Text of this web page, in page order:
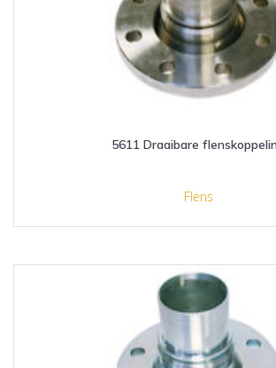
5611 Draaibare
Flens